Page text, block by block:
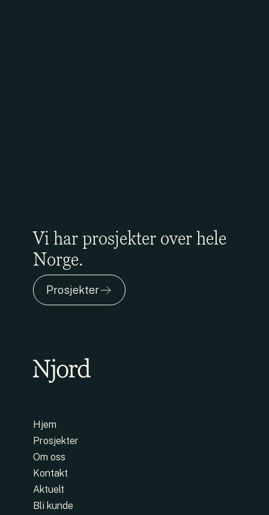
Vi har prosjekter over hele
Norge.
Prosjekter
Hjem
Prosjekter
Om oss
Kontakt
Aktuelt
Bli kunde